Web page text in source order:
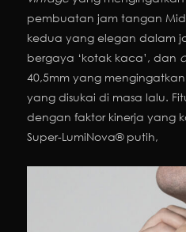
pembuatan jam tangan
kedua yang elegan dalam
bergaya ‘kotak kaca’, dan
40,5mm yang
yang disukai di masa lalu.
dengan faktor kinerja yang
Super-LumiNova® putih,